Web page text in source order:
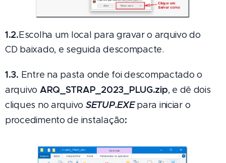
1.2.Escolha um local para gravar o arquivo do
CD baixado, e seguida descompacte.
1.3. Entre na pasta onde foi descompactado o
arquivo ARQ_STRAP_2023_PLUG.zip, e dê dois
cliques no arquivo SETUP.EXEpara iniciar o
procedimento de instalação: